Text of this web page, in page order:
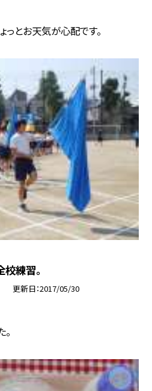
っとお天気が心配です。
校練習。
更新日 2017/05/30